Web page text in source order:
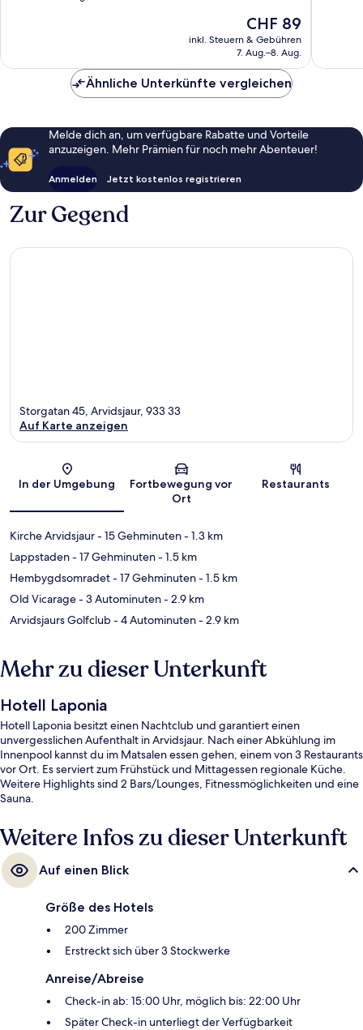
Bewertungen
Der
Preis
beträgt
CHF 89
inkl. Steuern & Gebühren
7. Aug.–8. Aug.
Ähnliche Unterkünfte vergleichen
Melde dich an, um verfügbare Rabatte und Vorteile
anzuzeigen. Mehr Prämien für noch mehr Abenteuer!
Anmelden Jetzt kostenlos registrieren
Zur Gegend
Karte
Storgatan 45, Arvidsjaur, 933 33
Auf Karte anzeigen
In der Umgebung
Fortbewegung vor
Ort
Restaurants
Kirche Arvidsjaur- 15 Gehminuten- 1.3 km
Lappstaden- 17 Gehminuten- 1.5 km
Hembygdsomradet- 17 Gehminuten- 1.5 km
Old Vicarage- 3 Autominuten- 2.9 km
Arvidsjaurs Golfclub- 4 Autominuten- 2.9 km
Mehr zu dieser Unterkunft
Hotell Laponia
Hotell Laponia besitzt einen Nachtclub und garantiert einen
unvergesslichen Aufenthalt in Arvidsjaur. Nach einer Abkühlung im
Innenpool kannst du im Matsalen essen gehen, einem von 3 Restaurants
vor Ort. Es serviert zum Frühstück und Mittagessen regionale Küche.
Weitere Highlights sind 2 Bars/Lounges, Fitnessmöglichkeiten und eine
Sauna.
Weitere Infos zu dieser Unterkunft
Auf einen Blick
Größe des Hotels
200 Zimmer
Erstreckt sich über 3 Stockwerke
Anreise/Abreise
Check-in ab: 15:00 Uhr, möglich bis: 22:00 Uhr
Später Check-in unterliegt der Verfügbarkeit